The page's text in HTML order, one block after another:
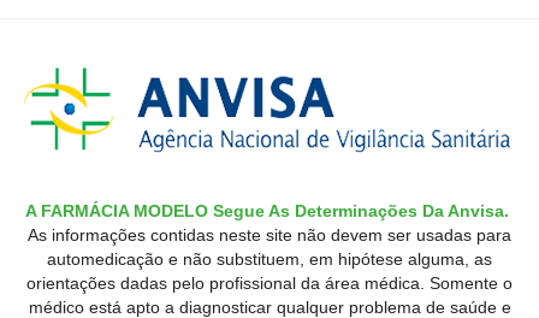
A FARMÁCIA MODELO Segue As Determinações Da Anvisa.
As informações contidas neste site não devem ser usadas para
automedicação e não substituem, em hipótese alguma, as
orientações dadas pelo profissional da área médica. Somente o
médico está apto a diagnosticar qualquer problema de saúde e